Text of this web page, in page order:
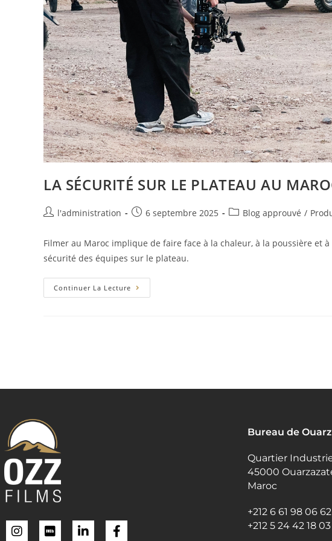
LA SÉCURITÉ SUR LE PLATEAU AU
l'administration 6 septembre 2025 Blog approuvé /
Filmer au Maroc implique de faire face à la chaleur, à la poussière et
sécurité des équipes sur le plateau.
Continuer La Lecture
Bureau de
Quartier
45000
Maroc
+212 6 61 98 06 62
+212 5 24 42 18 03